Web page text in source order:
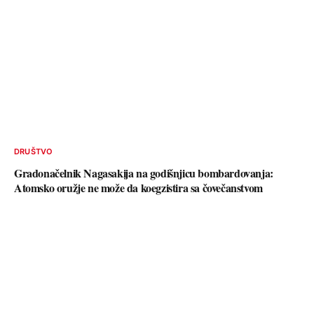
DRUŠTVO
Gradonačelnik Nagasakija na godišnjicu bombardovanja:
Atomsko oružje ne može da koegzistira sa čovečanstvom